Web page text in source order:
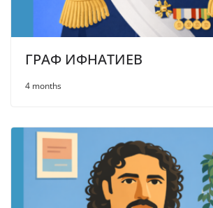
ГРАФ ИФНАТИЕВ
4 months